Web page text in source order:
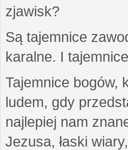
zjawisk?
Są tajemnice
karalne. I
Tajemnice bogów,
ludem, gdy
najlepiej nam
Jezusa, łaski